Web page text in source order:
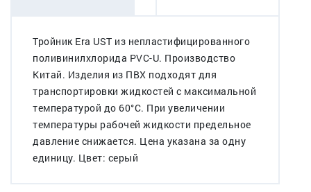
Тройник Era UST из непластифицированного
поливинилхлорида PVC-U. Производство
Китай. Изделия из ПВХ подходят для
транспортировки жидкостей с максимальной
температурой до 60°C. При увеличении
температуры рабочей жидкости предельное
давление снижается. Цена указана за одну
единицу. Цвет: серый